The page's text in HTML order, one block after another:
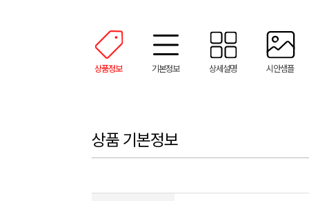
상품정보 기본정보 상세설명 시안샘플
상품 기본정보